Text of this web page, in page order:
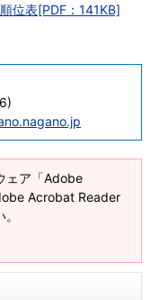
位表[PDF：141KB]
ェア「Adobe
Acrobat Reader